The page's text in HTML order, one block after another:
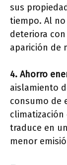
sus
tiempo. Al
deteriora
aparición de
4. Ahorro
aislamiento
consumo de
climatización
traduce en
menor